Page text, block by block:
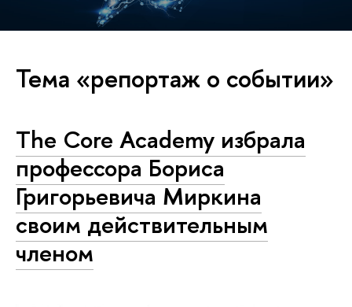
Тема «репортаж о событии»
The Core Academy избрала
профессора Бориса
Григорьевича Миркина
своим действительным
членом